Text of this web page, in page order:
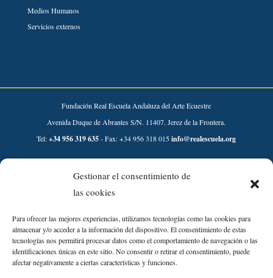
Gestionar el consentimiento de
las cookies
Para ofrecer las mejores experiencias, utilizamos tecnologías como las cookies para
almacenar y/o acceder a la información del dispositivo. El consentimiento de estas
tecnologías nos permitirá procesar datos como el comportamiento de navegación o las
identificaciones únicas en este sitio. No consentir o retirar el consentimiento, puede
afectar negativamente a ciertas características y funciones.
Medios Humanos
Servicios externos
Fundación Real Escuela Andaluza del Arte Ecuestre
Avenida Duque de Abrantes S/N. 11407. Jerez de la Frontera.
Tel:+34 956 319 635- Fax: +34 956 318 015info@realescuela.org
Desarrollado por: